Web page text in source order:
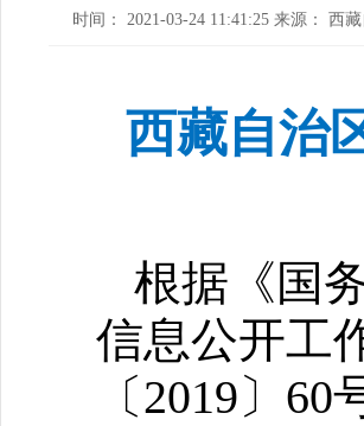
时间： 2021-03-24 11:41:25 来源： 西
西藏自治
根据《国
信息公开工
〔2019〕